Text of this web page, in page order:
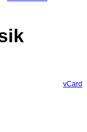
vCard